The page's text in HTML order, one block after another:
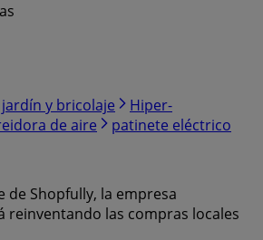
jardín y bricolaje
Hiper-
de aire patinete eléctrico
de Shopfully, la empresa
reinventando las compras locales